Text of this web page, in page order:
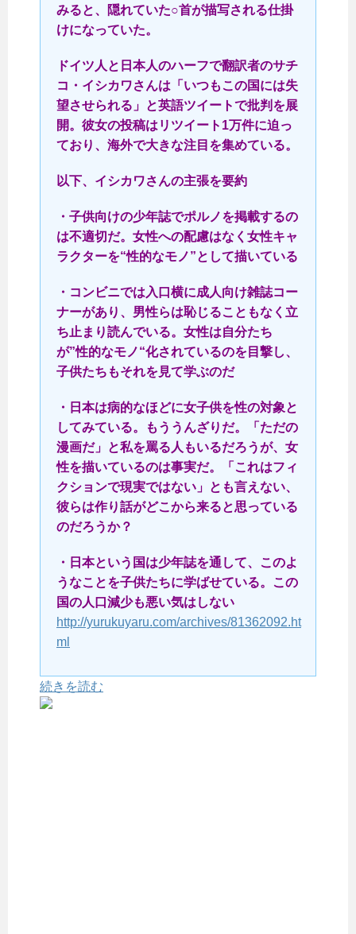
みると、隠れていた○首が描写される仕掛
けになっていた。
ドイツ人と日本人のハーフで翻訳者のサチ
コ・イシカワさんは「いつもこの国には失
望させられる」と英語ツイートで批判を展
開。彼女の投稿はリツイート1万件に迫っ
ており、海外で大きな注目を集めている。
以下、イシカワさんの主張を要約
・子供向けの少年誌でポルノを掲載するの
は不適切だ。女性への配慮はなく女性キャ
ラクターを“性的なモノ”として描いている
・コンビニでは入口横に成人向け雑誌コー
ナーがあり、男性らは恥じることもなく立
ち止まり読んでいる。女性は自分たち
が”性的なモノ“化されているのを目撃し、
子供たちもそれを見て学ぶのだ
・日本は病的なほどに女子供を性の対象と
してみている。もううんざりだ。「ただの
漫画だ」と私を罵る人もいるだろうが、女
性を描いているのは事実だ。「これはフィ
クションで現実ではない」とも言えない、
彼らは作り話がどこから来ると思っている
のだろうか？
・日本という国は少年誌を通して、このよ
うなことを子供たちに学ばせている。この
国の人口減少も悪い気はしない
http://yurukuyaru.com/archives/81362092.ht
ml
続きを読む